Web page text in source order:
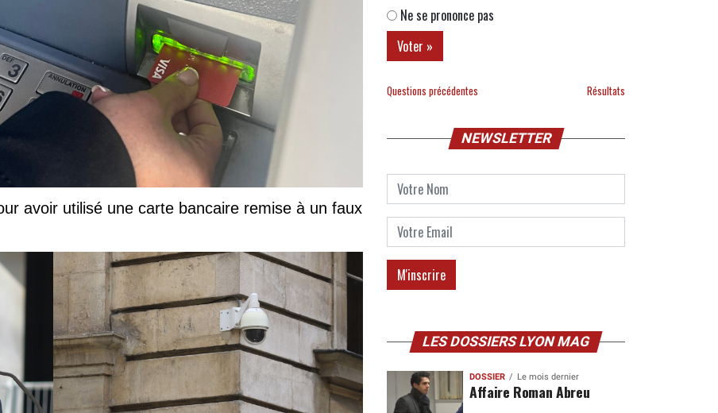
avoir utilisé une carte bancaire remise à un faux
Ne se prononce pas
Questions précédentes Résultats
NEWSLETTER
LES DOSSIERS LYON MAG
DOSSIER Le mois dernier
Affaire Roman Abreu